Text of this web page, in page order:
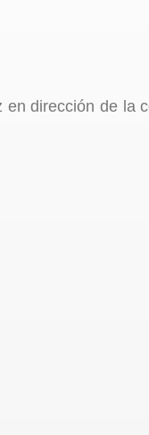
dirección de la